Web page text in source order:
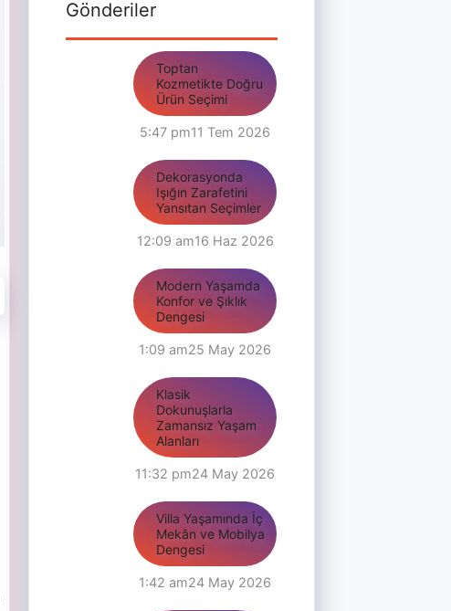
Gönderiler
Toptan
Kozmetikte Doğru
Ürün Seçimi
5:47 pm11 Tem 2026
Dekorasyonda
Işığın Zarafetini
Yansıtan Seçimler
12:09 am16 Haz 2026
Modern Yaşamda
Konfor ve Şıklık
Dengesi
1:09 am25 May 2026
Klasik
Dokunuşlarla
Zamansız Yaşam
Alanları
11:32 pm24 May 2026
Villa Yaşamında İç
Mekân ve Mobilya
Dengesi
1:42 am24 May 2026